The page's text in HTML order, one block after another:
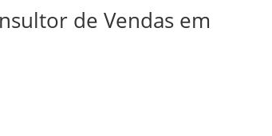
de Vendas em